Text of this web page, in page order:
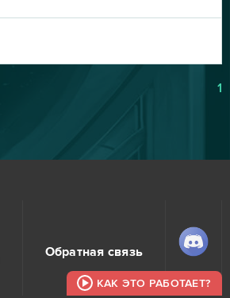
КАК ЭТО РАБОТАЕТ?
1
Обратная связь